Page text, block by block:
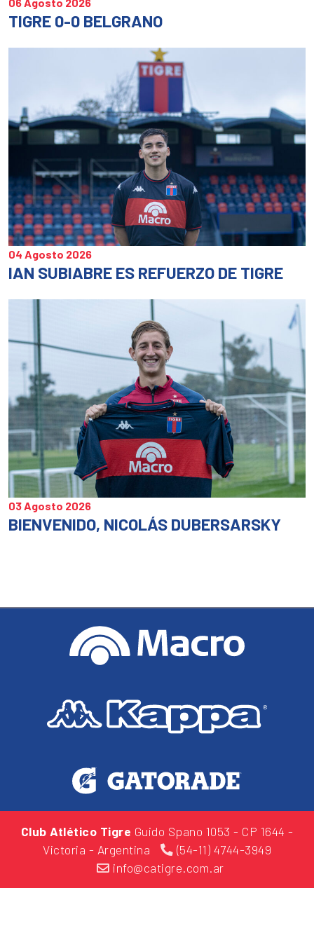
TIGRE 0-0 BELGRANO
04 Agosto 2026
IAN SUBIABRE ES REFUERZO DE TIGRE
03 Agosto 2026
BIENVENIDO, NICOLÁS DUBERSARSKY
Club Atlético Tigre Guido Spano 1053 - CP 1644 -
Victoria - Argentina
(54-11) 4744-3949
info@catigre.com.ar